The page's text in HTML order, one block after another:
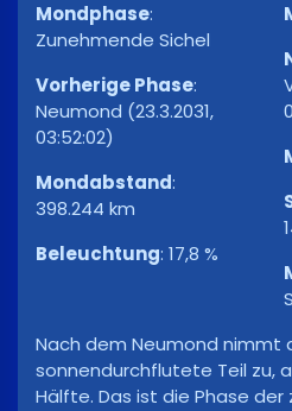
Mondphase:
Zunehmende Sichel
Vorherige Phase:
Neumond (23.3.2031,
03:52:02)
Mondabstand:
398.244 km
Beleuchtung: 17,8 %
Nach dem Neumond nimmt
sonnendurchflutete Teil zu,
Hälfte. Das ist die Phase der